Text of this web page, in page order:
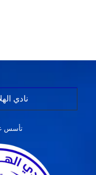
نادي
تأسس عام